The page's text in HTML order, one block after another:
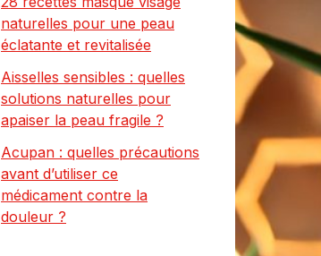
naturelles pour une peau
éclatante et revitalisée
Aisselles sensibles : quelles
solutions naturelles pour
apaiser la peau fragile ?
Acupan : quelles précautions
avant d’utiliser ce
médicament contre la
douleur ?